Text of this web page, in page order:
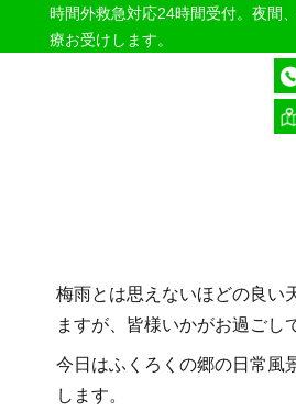
時間外救急対応24時間受付。夜間
療お受けします。
医療法人社団紀洋会 公式サイト
梅雨とは思えないほどの良い
ますが、皆様いかがお過ごし
今日はふくろくの郷の日常風
します。